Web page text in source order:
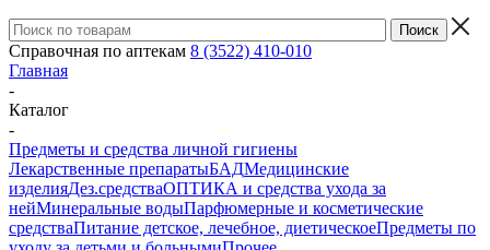
Справочная по аптекам 8 (3522) 410-010
Главная
-
Каталог
-
Предметы и средства личной гигиены
Лекарственные препаратыБАДМедицинские
изделияДез.средстваОПТИКА и средства ухода за
нейМинеральные водыПарфюмерные и косметические
средстваПитание детское, лечебное, диетическоеПредметы по